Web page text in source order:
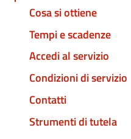
Cosa si ottiene
Tempi e scadenze
Accedi al servizio
Condizioni di servizio
Contatti
Strumenti di tutela